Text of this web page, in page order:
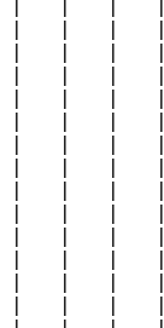
|   |   |
|=19
|   |
|   |   |
|=19
|   |
|=19
|   `=19
|   |   |
|=19
|   |   |
|   |   |
|   `=19